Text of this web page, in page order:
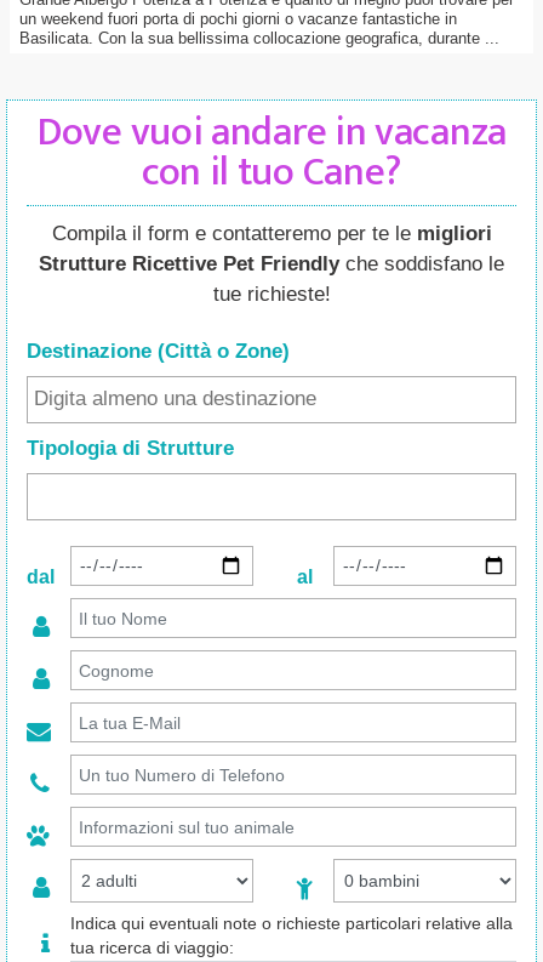
un weekend fuori porta di pochi giorni o vacanze fantastiche in
Basilicata. Con la sua bellissima collocazione geografica, durante ...
Dove vuoi andare in vacanza
con il tuo Cane?
Compila il form e contatteremo per te le migliori
Strutture Ricettive Pet Friendlyche soddisfano le
tue richieste!
Destinazione (Città o Zone)
Tipologia di Strutture
dal al
Indica qui eventuali note o richieste particolari relative alla
tua ricerca di viaggio: